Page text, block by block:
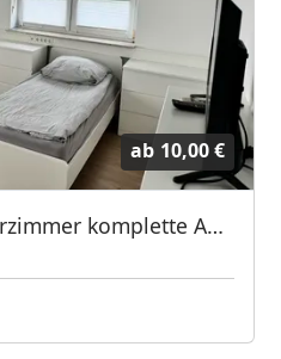
ab 10,00 €
Wohnungen Monteurzimmer komplette Ausstattung Pension für Arbeiter Monteurwohnung freistehendes Haus